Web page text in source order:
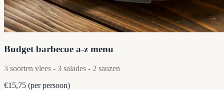
Budget barbecue a-z menu
3 soorten vlees - 3 salades - 2 sauzen
€15,75 (per persoon)